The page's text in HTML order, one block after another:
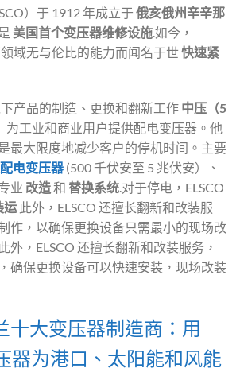
）于 1912 年成立于 俄亥俄州辛辛那
美国首个变压器维修设施.如今，
域无与伦比的能力而闻名于世快速紧
产品的制造、更换和翻新工作 中压（5
为工业和商业用户提供配电变压器。他
最大限度地减少客户的停机时间。主要
电变压器 (500 千伏安至 5 兆伏安）、
业 改造和 替换系统.对于停电，ELSCO
运 此外，ELSCO 还擅长翻新和改装服
作，以确保更换设备只需最小的现场改
外，ELSCO 还擅长翻新和改装服务，
确保更换设备可以快速安装，现场改装
十大变压器制造商：用
器为港口、太阳能和风能